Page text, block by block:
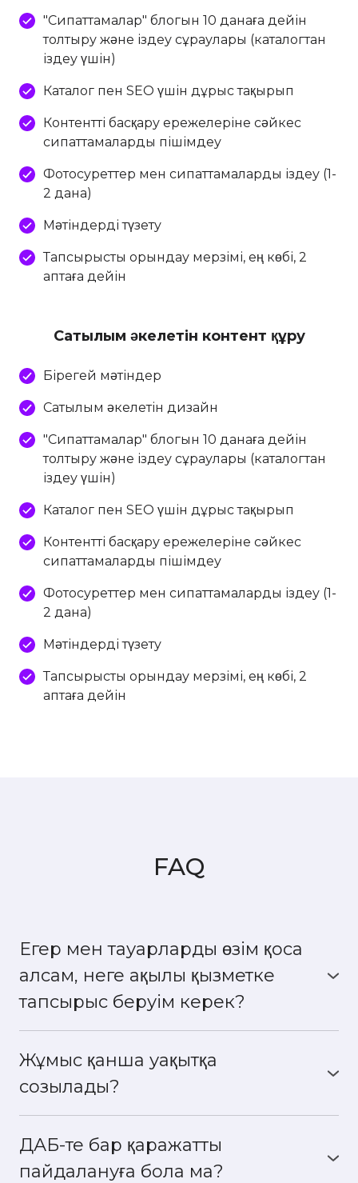
"Сипаттамалар" блогын 10 данаға дейін
толтыру және іздеу сұраулары (каталогтан
іздеу үшін)
Каталог пен SEO үшін дұрыс тақырып
Контентті басқару ережелеріне сәйкес
сипаттамаларды пішімдеу
Фотосуреттер мен сипаттамаларды іздеу (1-
2 дана)
Мәтіндерді түзету
Тапсырысты орындау мерзімі, ең көбі, 2
аптаға дейін
Сатылым әкелетін контент құру
Бірегей мәтіндер
Сатылым әкелетін дизайн
"Сипаттамалар" блогын 10 данаға дейін
толтыру және іздеу сұраулары (каталогтан
іздеу үшін)
Каталог пен SEO үшін дұрыс тақырып
Контентті басқару ережелеріне сәйкес
сипаттамаларды пішімдеу
Фотосуреттер мен сипаттамаларды іздеу (1-
2 дана)
Мәтіндерді түзету
Тапсырысты орындау мерзімі, ең көбі, 2
аптаға дейін
FAQ
Егер мен тауарларды өзім қоса
алсам, неге ақылы қызметке
тапсырыс беруім керек?
ассортиментті өзіңіз қоса аласыз. Бірақ тауар
картасын толтырудан басқа, біздің контент-
сұраулар мен тақырыптарды тағайындайды, ал
олар сіздің өніміңізді мақсатты аудиторияға
көрсету үшін өте маңызды.
Жұмыс қанша уақытқа
созылады?
ДАБ-те бар қаражатты
пайдалануға бола ма?